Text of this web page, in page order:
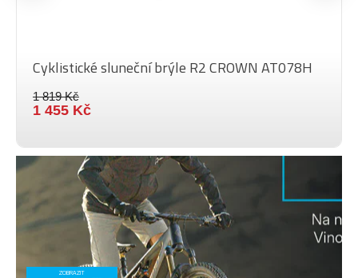
Cyklistické sluneční brýle R2 CROWN AT078H
1 819 Kč
1 455 Kč
ZOBRAZIT